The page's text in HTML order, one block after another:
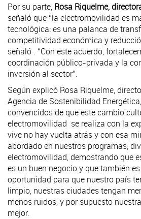
Por su parte, Rosa Riquelme,
señaló que “la electromovilidad es
tecnológica: es una palanca de
competitividad económica y
señaló . “Con este acuerdo,
coordinación público-privada y la
inversión al sector”.
Según explicó Rosa Riquelme,
Agencia de Sostenibilidad
convencidos de que este cambio
electromovilidad se realiza con la
vive no hay vuelta atrás y con esa
abordado en nuestros programas,
electromovilidad, demostrando que
es un buen negocio y que también
oportunidad para que nuestro país
limpio, nuestras ciudades tengan
menos ruidos, y por supuesto
mejor.